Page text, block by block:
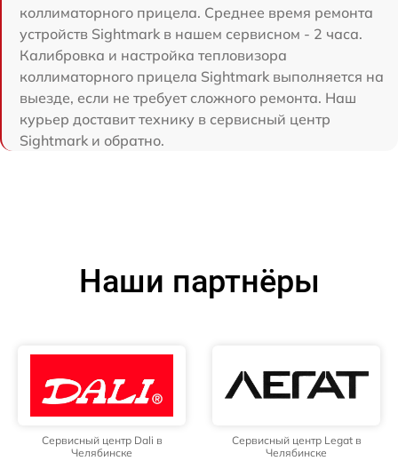
коллиматорного прицела. Среднее время ремонта
устройств Sightmark в нашем сервисном - 2 часа.
Калибровка и настройка тепловизора
коллиматорного прицела Sightmark выполняется на
выезде, если не требует сложного ремонта. Наш
курьер доставит технику в сервисный центр
Sightmark и обратно.
Наши партнёры
Сервисный центр Dali в
Челябинске
Сервисный центр Legat в
Челябинске